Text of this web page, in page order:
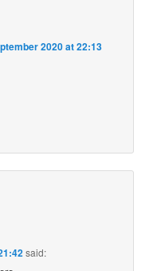
2020 at 22:13
said: